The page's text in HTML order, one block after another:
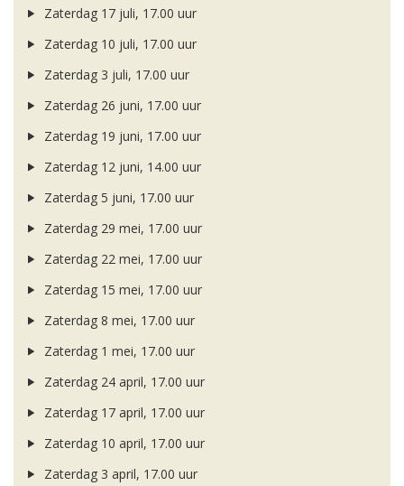
Zaterdag 17 juli, 17.00 uur
Zaterdag 10 juli, 17.00 uur
Zaterdag 3 juli, 17.00 uur
Zaterdag 26 juni, 17.00 uur
Zaterdag 19 juni, 17.00 uur
Zaterdag 12 juni, 14.00 uur
Zaterdag 5 juni, 17.00 uur
Zaterdag 29 mei, 17.00 uur
Zaterdag 22 mei, 17.00 uur
Zaterdag 15 mei, 17.00 uur
Zaterdag 8 mei, 17.00 uur
Zaterdag 1 mei, 17.00 uur
Zaterdag 24 april, 17.00 uur
Zaterdag 17 april, 17.00 uur
Zaterdag 10 april, 17.00 uur
Zaterdag 3 april, 17.00 uur